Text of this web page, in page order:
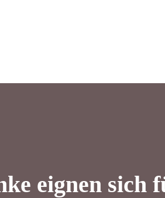
eignen sich